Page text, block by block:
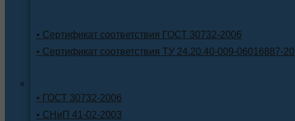
• Сертификат соответствия ГОСТ 30732-2006
• Сертификат соответствия ТУ 24.20.40-009-06016887-
• ГОСТ 30732-2006
• СНиП 41-02-2003